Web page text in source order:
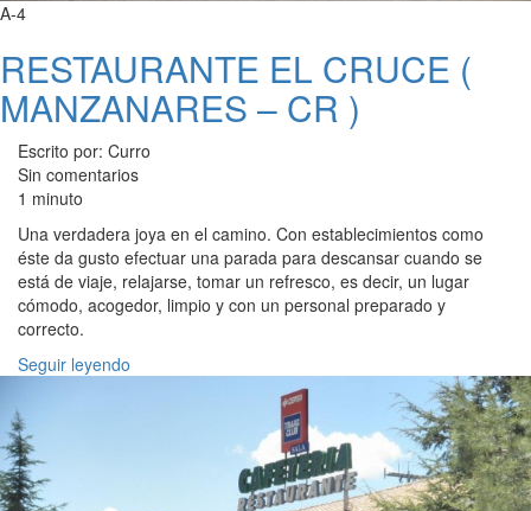
A-4
RESTAURANTE EL CRUCE (
MANZANARES – CR )
Escrito por: Curro
Sin comentarios
1 minuto
Una verdadera joya en el camino. Con establecimientos como
éste da gusto efectuar una parada para descansar cuando se
está de viaje, relajarse, tomar un refresco, es decir, un lugar
cómodo, acogedor, limpio y con un personal preparado y
correcto.
Seguir leyendo